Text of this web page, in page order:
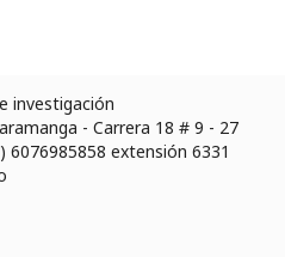
investigación
- Carrera 18 # 9 - 27
6076985858 extensión 6331